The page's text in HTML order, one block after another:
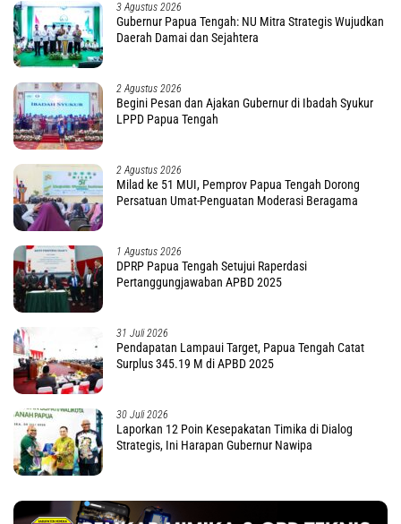
3 Agustus 2026
Gubernur Papua Tengah: NU Mitra Strategis Wujudkan
Daerah Damai dan Sejahtera
2 Agustus 2026
Begini Pesan dan Ajakan Gubernur di Ibadah Syukur
LPPD Papua Tengah
2 Agustus 2026
Milad ke 51 MUI, Pemprov Papua Tengah Dorong
Persatuan Umat-Penguatan Moderasi Beragama
1 Agustus 2026
DPRP Papua Tengah Setujui Raperdasi
Pertanggungjawaban APBD 2025
31 Juli 2026
Pendapatan Lampaui Target, Papua Tengah Catat
Surplus 345.19 M di APBD 2025
30 Juli 2026
Laporkan 12 Poin Kesepakatan Timika di Dialog
Strategis, Ini Harapan Gubernur Nawipa